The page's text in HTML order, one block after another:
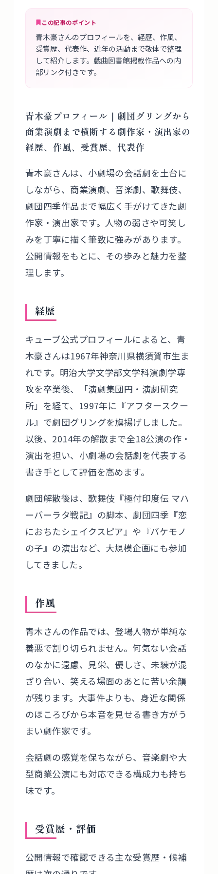
この記事のポイント
青木豪さんのプロフィールを、経歴、作風、
受賞歴、代表作、近年の活動まで敬体で整理
して紹介します。戯曲図書館掲載作品への内
部リンク付きです。
青木豪プロフィール｜劇団グリングから
商業演劇まで横断する劇作家・演出家の
経歴、作風、受賞歴、代表作
青木豪さんは、小劇場の会話劇を土台に
しながら、商業演劇、音楽劇、歌舞伎、
劇団四季作品まで幅広く手がけてきた劇
作家・演出家です。人物の弱さや可笑し
みを丁寧に描く筆致に強みがあります。
公開情報をもとに、その歩みと魅力を整
理します。
経歴
キューブ公式プロフィールによると、青
木豪さんは1967年神奈川県横須賀市生ま
れです。明治大学文学部文学科演劇学専
攻を卒業後、「演劇集団円・演劇研究
所」を経て、1997年に『アフタースクー
ル』で劇団グリングを旗揚げしました。
以後、2014年の解散まで全18公演の作・
演出を担い、小劇場の会話劇を代表する
書き手として評価を高めます。
劇団解散後は、歌舞伎『極付印度伝 マハ
ーバーラタ戦記』の脚本、劇団四季『恋
におちたシェイクスピア』や『バケモノ
の子』の演出など、大規模企画にも参加
してきました。
作風
青木さんの作品では、登場人物が単純な
善悪で割り切られません。何気ない会話
のなかに遠慮、見栄、優しさ、未練が混
ざり合い、笑える場面のあとに苦い余韻
が残ります。大事件よりも、身近な関係
のほころびから本音を見せる書き方がう
まい劇作家です。
会話劇の感覚を保ちながら、音楽劇や大
型商業公演にも対応できる構成力も持ち
味です。
受賞歴・評価
公開情報で確認できる主な受賞歴・候補